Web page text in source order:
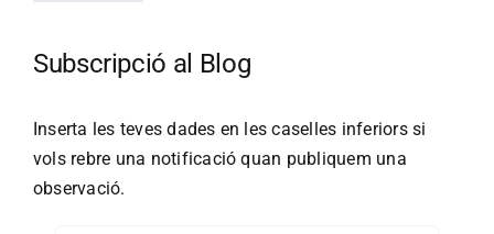
Subscripció al Blog
Inserta les teves dades en les caselles inferiors si
vols rebre una notificació quan publiquem una
observació.